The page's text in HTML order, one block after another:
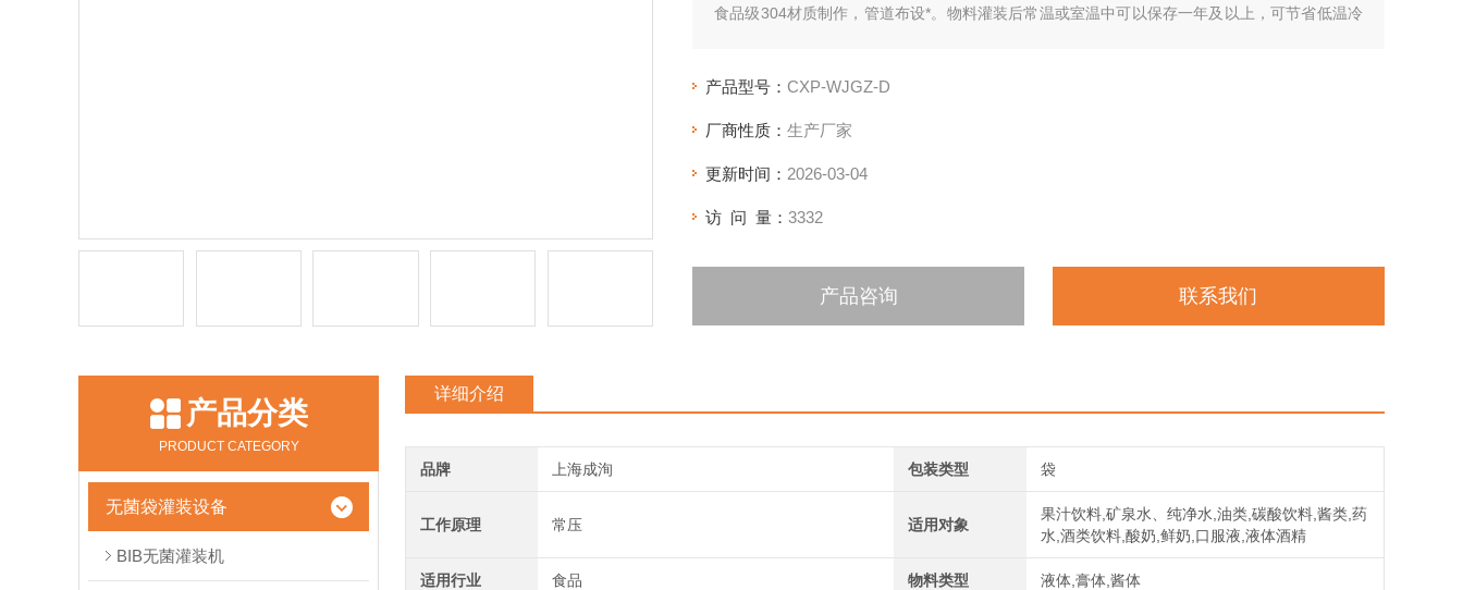
食品级304材质制作，管道布设*。物料灌装后常温或室温中可以保存一年及以上，可节省低温冷
产品型号： CXP-WJGZ-D
厂商性质： 生产厂家
更新时间： 2026-03-04
访 问 量： 3332
产品咨询 联系我们
产品分类
PRODUCT CATEGORY
无菌袋灌装设备
BIB无菌灌装机
详细介绍
品牌 上海成洵 包装类型 袋
工作原理 常压 适用对象
果汁饮料,矿泉水、纯净水,油类,碳酸饮料,酱类,药
水,酒类饮料,酸奶,鲜奶,口服液,液体酒精
适用行业 食品 物料类型 液体,膏体,酱体